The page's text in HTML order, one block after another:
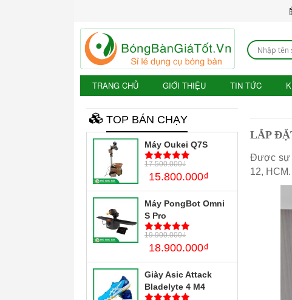
TRANG CHỦ GIỚI THIỆU TIN TỨC
TOP BÁN CHẠY
Máy Oukei Q7S
5trên 5
17.500.000₫
15.800.000₫
Máy PongBot Omni
S Pro
5trên 5
19.900.000₫
18.900.000₫
Giày Asic Attack
Bladelyte 4 M4
LẮP
Được sự
12, HCM.